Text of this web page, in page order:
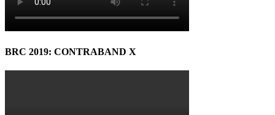
BRC 2019: CONTRABAND X